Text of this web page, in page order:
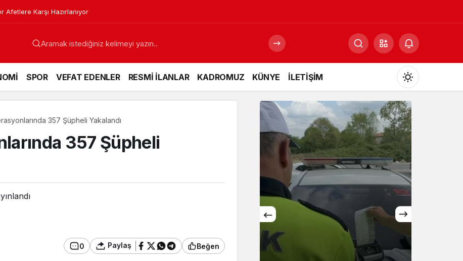
Afetlere Karşı Hazırlanıyor
SPOR VEFAT EDENLER RESMİ İLANLAR KADROMUZ KÜNYE İLETİŞİM
Mod
değiştir
Gündüz Modu
Gündüz modunu seçin.
Gece Modu
Gece modunu seçin.
Sistem modunu seçin.
357 Şüpheli Yakalandı
357 Şüpheli
0 Paylaş Beğen